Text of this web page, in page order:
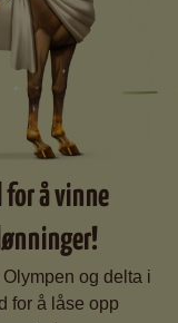
å vinne
og delta i
for å låse opp